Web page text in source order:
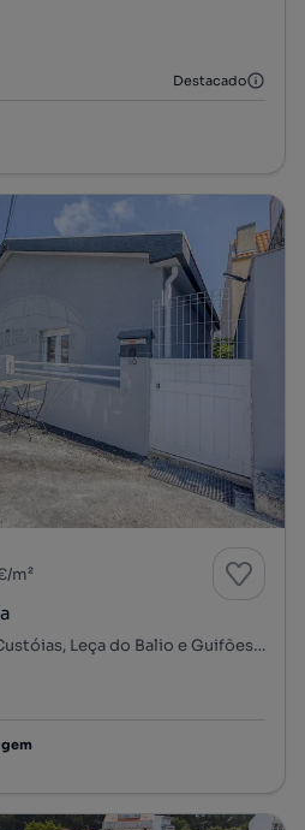
Destacado
m²
Rua do Monte, Guifões, Custóias, Leça do Balio e Guifões, Matosinhos, Porto